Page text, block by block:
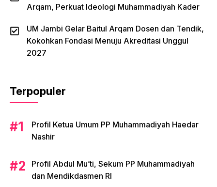
Arqam, Perkuat Ideologi Muhammadiyah Kader
UM Jambi Gelar Baitul Arqam Dosen dan Tendik,
Kokohkan Fondasi Menuju Akreditasi Unggul
2027
Terpopuler
Profil Ketua Umum PP Muhammadiyah Haedar
Nashir
Profil Abdul Mu’ti, Sekum PP Muhammadiyah
dan Mendikdasmen RI